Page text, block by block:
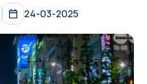
24-03-2025